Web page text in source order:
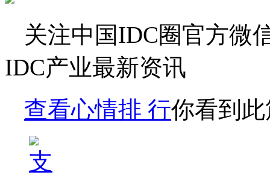
关注中国IDC圈官方微
IDC产业最新资讯
查看心情排 行你看到